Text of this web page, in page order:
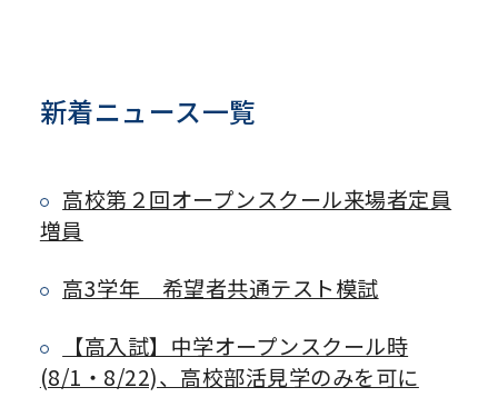
新着ニュース一覧
高校第２回オープンスクール来場者定員
増員
高3学年 希望者共通テスト模試
【高入試】中学オープンスクール時
(8/1・8/22)、高校部活見学のみを可に